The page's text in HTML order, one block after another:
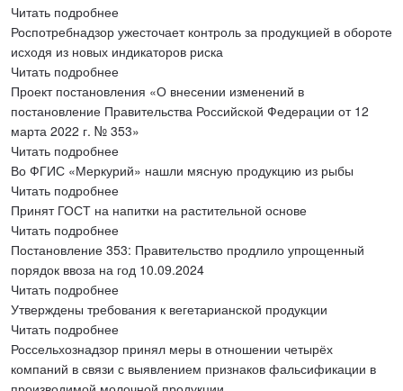
Читать подробнее
Роспотребнадзор ужесточает контроль за продукцией в обороте
исходя из новых индикаторов риска
Читать подробнее
Проект постановления «О внесении изменений в
постановление Правительства Российской Федерации от 12
марта 2022 г. № 353»
Читать подробнее
Во ФГИС «Меркурий» нашли мясную продукцию из рыбы
Читать подробнее
Принят ГОСТ на напитки на растительной основе
Читать подробнее
Постановление 353: Правительство продлило упрощенный
порядок ввоза на год 10.09.2024
Читать подробнее
Утверждены требования к вегетарианской продукции
Читать подробнее
Россельхознадзор принял меры в отношении четырёх
компаний в связи с выявлением признаков фальсификации в